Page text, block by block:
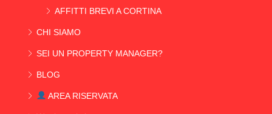
AFFITTI BREVI A CORTINA
CHI SIAMO
SEI UN PROPERTY MANAGER?
BLOG
AREA RISERVATA